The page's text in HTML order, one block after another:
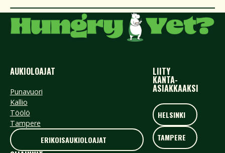
AUKIOLOAJAT
Punavuori
Kallio
Töölö
Tampere
ERIKOISAUKIOLOAJAT
ERIKOISAUKIOLOAJAT
LIITY
KANTA-
ASIAKKAAKSI
HELSINKI
HELSINKI
TAMPERE
TAMPERE